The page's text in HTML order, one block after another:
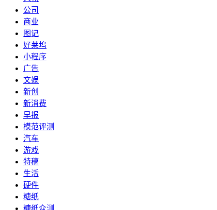
公司
商业
图记
好莱坞
小程序
广告
文娱
新创
新消费
早报
模范评测
汽车
游戏
特稿
生活
硬件
糖纸
糖纸众测